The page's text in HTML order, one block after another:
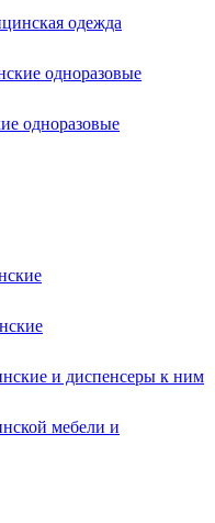
одежда
одноразовые
одноразовые
и диспенсеры к ним
мебели и